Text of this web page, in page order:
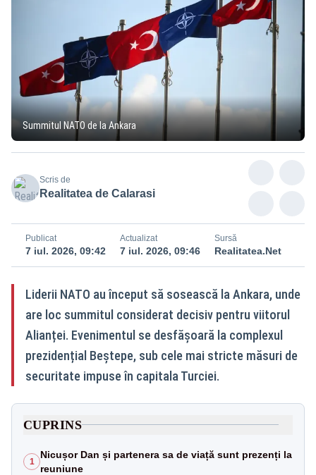
Summitul NATO de la Ankara
Scris de
Realitatea de Calarasi
Publicat
7 iul. 2026, 09:42
Actualizat
7 iul. 2026, 09:46
Sursă
Realitatea.Net
Liderii NATO au început să sosească la Ankara, unde
are loc summitul considerat decisiv pentru viitorul
Alianței. Evenimentul se desfășoară la complexul
prezidențial Beştepe, sub cele mai stricte măsuri de
securitate impuse în capitala Turciei.
CUPRINS
1
Nicușor Dan și partenera sa de viață sunt prezenți la
reuniune